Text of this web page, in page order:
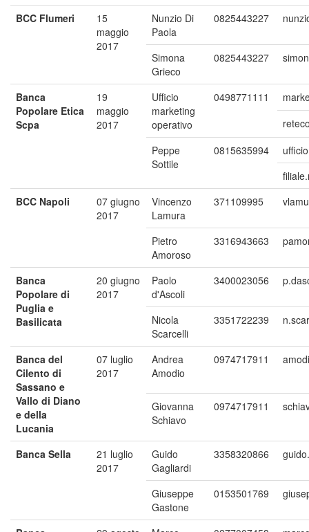
BCC Flumeri
15
maggio
2017
Nunzio Di
Paola
0825443227
Simona
Grieco
0825443227
Banca
Popolare Etica
Scpa
19
maggio
2017
Ufficio
marketing
operativo
0498771111
Peppe
Sottile
0815635994
BCC Napoli
07 giugno
2017
Vincenzo
Lamura
371109995
Pietro
Amoroso
3316943663
Banca
Popolare di
Puglia e
Basilicata
20 giugno
2017
Paolo
d'Ascoli
3400023056
Nicola
Scarcelli
3351722239
Banca del
Cilento di
Sassano e
Vallo di Diano
e della
Lucania
07 luglio
2017
Andrea
Amodio
0974717911
Giovanna
Schiavo
0974717911
Banca Sella
21 luglio
2017
Guido
Gagliardi
3358320866
Giuseppe
Gastone
0153501769